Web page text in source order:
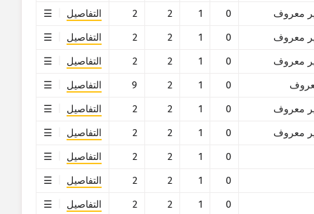
معروف
0
1
2
2
التفاصيل
معروف
0
1
2
2
التفاصيل
معروف
0
1
2
2
التفاصيل
0
1
2
9
التفاصيل
معروف
0
1
2
2
التفاصيل
معروف
0
1
2
2
التفاصيل
0
1
2
2
التفاصيل
0
1
2
2
التفاصيل
0
1
2
2
التفاصيل